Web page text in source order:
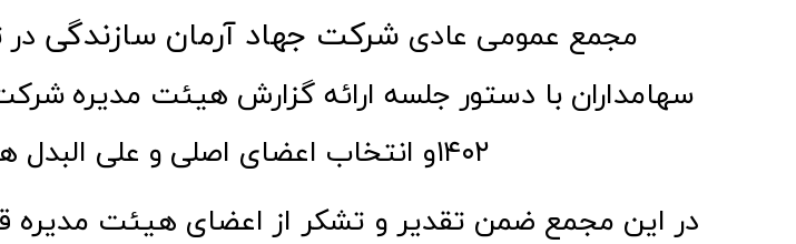
مجمع عمومی عادی شرکت جهاد آرمان سازندگی
سهامداران با دستور جلسه ارائه گزارش هیئت مدیره
۱۴۰۲و انتخاب اعضای اصلی و علی البدل هیئت مدیره و بازرسین برگزار شد.
در این مجمع ضمن تقدیر و تشکر از اعضای هیئت مدیره